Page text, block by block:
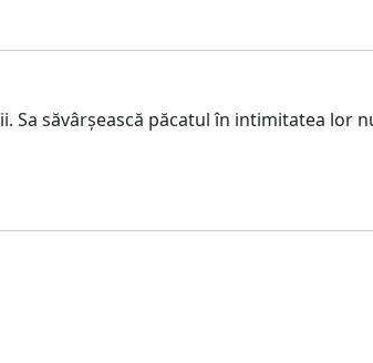
săvârșească păcatul în intimitatea lor